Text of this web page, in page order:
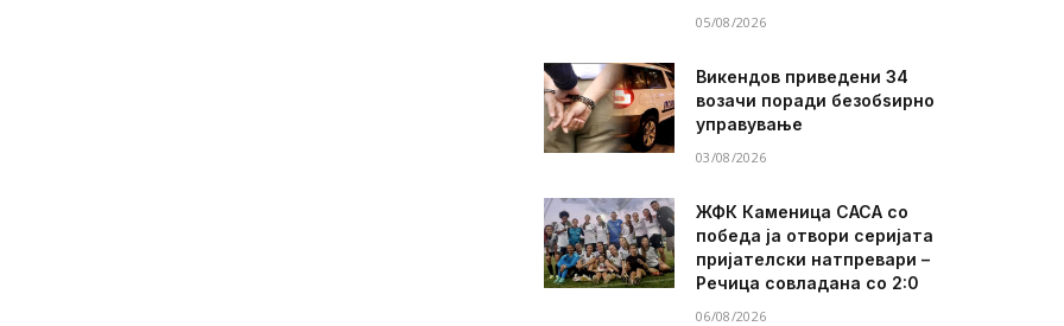
05/08/2026
Викендов приведени 34
возачи поради безобѕирно
управување
03/08/2026
ЖФК Каменица САСА со
победа ја отвори серијата
пријателски натпревари –
Речица совладана со 2:0
06/08/2026